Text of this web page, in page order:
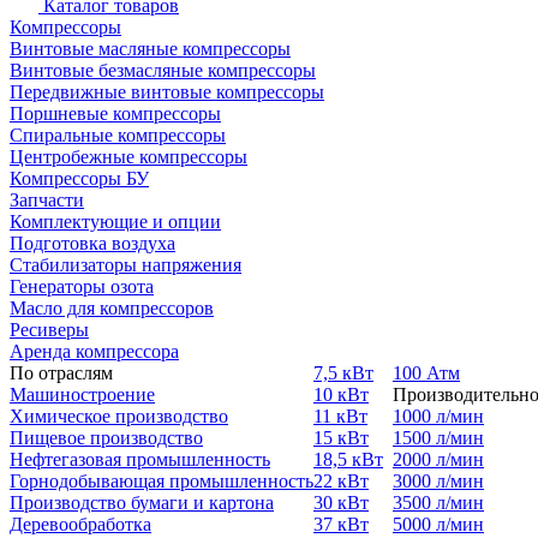
Каталог товаров
Компрессоры
Винтовые масляные компрессоры
Винтовые безмасляные компрессоры
Передвижные винтовые компрессоры
Поршневые компрессоры
Спиральные компрессоры
Центробежные компрессоры
Компрессоры БУ
Запчасти
Комплектующие и опции
Подготовка воздуха
Стабилизаторы напряжения
Генераторы озота
Масло для компрессоров
Ресиверы
Аренда компрессора
По отраслям
Машиностроение
Химическое производство
Пищевое производство
Нефтегазовая промышленность
Горнодобывающая промышленность
Производство бумаги и картона
Деревообработка
7,5 кВт
10 кВт
11 кВт
15 кВт
18,5 кВт
22 кВт
30 кВт
37 кВт
100 Атм
1000 л/мин
1500 л/мин
2000 л/мин
3000 л/мин
3500 л/мин
5000 л/мин